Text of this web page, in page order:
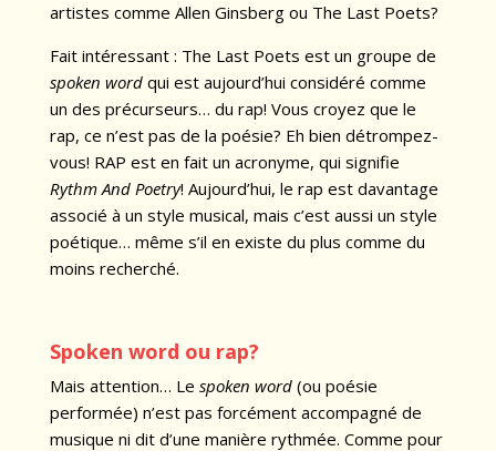
artistes comme Allen Ginsberg ou The Last Poets?
Fait intéressant : The Last Poets est un groupe de
spoken wordqui est aujourd’hui considéré comme
un des précurseurs… du rap! Vous croyez que le
rap, ce n’est pas de la poésie? Eh bien détrompez-
vous! RAP est en fait un acronyme, qui signifie
Rythm And Poetry! Aujourd’hui, le rap est davantage
associé à un style musical, mais c’est aussi un style
poétique… même s’il en existe du plus comme du
moins recherché.
Spoken word ou rap?
Mais attention… Le spoken word(ou poésie
performée) n’est pas forcément accompagné de
musique ni dit d’une manière rythmée. Comme pour